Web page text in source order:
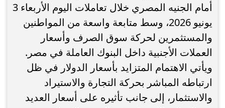
أمام الجنيه المصري خلال تعاملات اليوم الأربعاء 3
يونيو 2026، وسط متابعة واسعة من المواطنين
والمستثمرين لحركة سوق الصرف وأسعار
العملات الأجنبية داخل البنوك العاملة في مصر.
ويأتي الاهتمام المتزايد بأسعار الدولار في ظل
ارتباطه المباشر بحركة التجارة والاستيراد
والاستثمار، إلى جانب تأثيره على أسعار العديد